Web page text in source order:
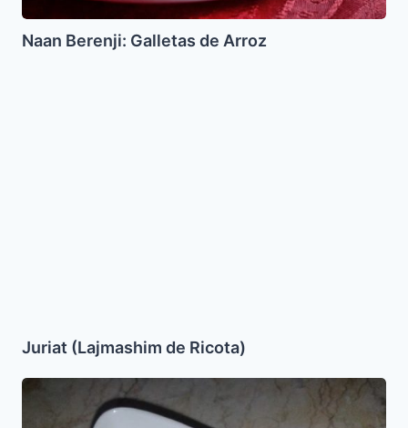
Naan Berenji: Galletas de Arroz
Juriat (Lajmashim de Ricota)
Sjug